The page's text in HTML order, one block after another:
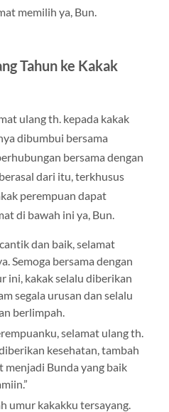
memilih ya, Bun.
Tahun ke Kakak
ulang th. kepada kakak
dibumbui bersama
bersama dengan
dari itu, terkhusus
perempuan dapat
di bawah ini ya, Bun.
dan baik, selamat
Semoga bersama dengan
ini, kakak selalu diberikan
segala urusan dan selalu
berlimpah.
selamat ulang th.
kesehatan, tambah
menjadi Bunda yang baik
umur kakakku tersayang.